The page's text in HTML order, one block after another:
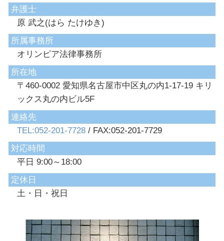
弁護士
原 武之(はら たけゆき)
所属事務所
オリンピア法律事務所
所在地
〒460-0002 愛知県名古屋市中区丸の内1-17-19 キリ
ックス丸の内ビル5F
連絡先
TEL:052-201-7728 / FAX:052-201-7729
対応時間
平日 9:00～18:00
定休日
土・日・祝日